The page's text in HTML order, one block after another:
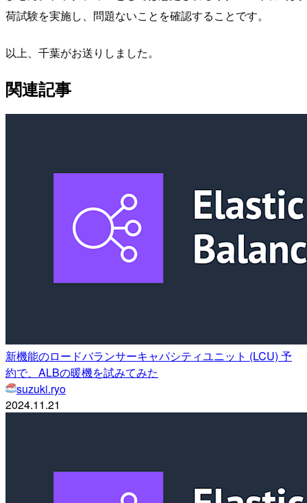
荷試験を実施し、問題ないことを確認することです。
以上、千葉がお送りしました。
関連記事
新機能のロードバランサーキャパシティユニット (LCU) 予
約で、ALBの暖機を試みてみた
suzuki.ryo
2024.11.21